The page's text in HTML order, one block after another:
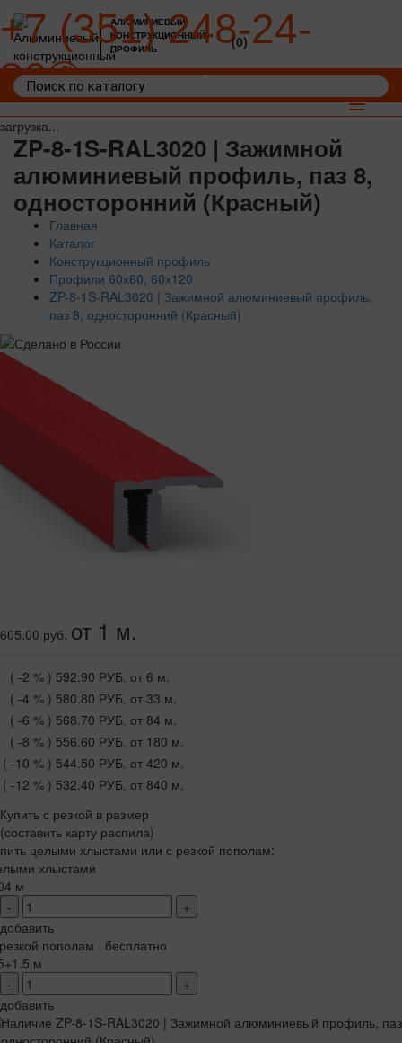
загрузка...
АЛЮМИНИЕВЫЙ
КОНСТРУКЦИОННЫЙ
ПРОФИЛЬ
+7 (351) 248-24-
36
(0)
Toggle
ZP-8-1S-RAL3020 | Зажимной
алюминиевый профиль, паз 8,
односторонний (Красный)
Главная
Каталог
Конструкционный профиль
Профили 60х60, 60х120
ZP-8-1S-RAL3020 | Зажимной алюминиевый профиль,
паз 8, односторонний (Красный)
605.00 руб. от 1 м.
( -2 % ) 592.90 РУБ. от 6 м.
( -4 % ) 580.80 РУБ. от 33 м.
( -6 % ) 568.70 РУБ. от 84 м.
( -8 % ) 556.60 РУБ. от 180 м.
( -10 % ) 544.50 РУБ. от 420 м.
( -12 % ) 532.40 РУБ. от 840 м.
Купить с резкой в размер
(составить карту распила)
целыми хлыстами или с резкой пополам:
хлыстами
м
-
+
добавить
пополам · бесплатно
м
-
+
добавить